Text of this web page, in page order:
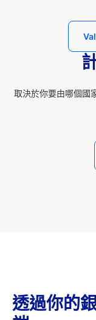
取決於你要由哪個國
透過你的